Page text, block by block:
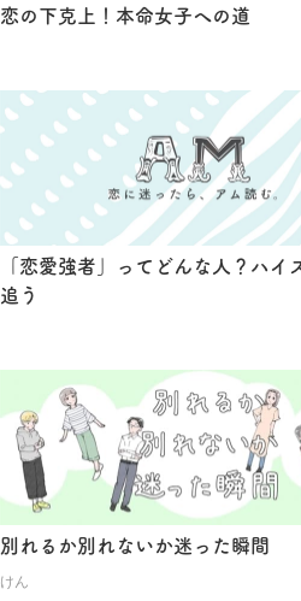
恋の下克上！本命女子への道
「恋愛強者」ってどんな人？ハイ
追う
別れるか別れないか迷った瞬間
けん